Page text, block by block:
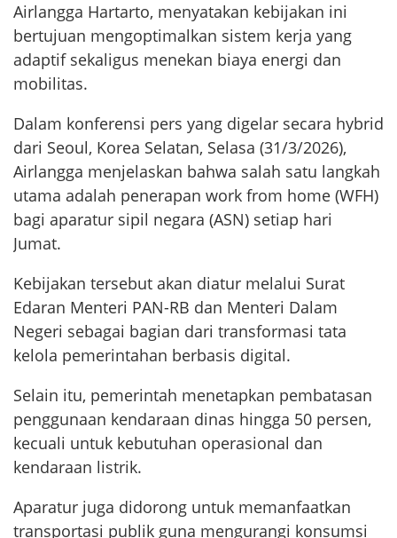
Airlangga Hartarto, menyatakan kebijakan ini
bertujuan mengoptimalkan sistem kerja yang
adaptif sekaligus menekan biaya energi dan
mobilitas.
Dalam konferensi pers yang digelar secara hybrid
dari Seoul, Korea Selatan, Selasa (31/3/2026),
Airlangga menjelaskan bahwa salah satu langkah
utama adalah penerapan work from home (WFH)
bagi aparatur sipil negara (ASN) setiap hari
Jumat.
Kebijakan tersebut akan diatur melalui Surat
Edaran Menteri PAN-RB dan Menteri Dalam
Negeri sebagai bagian dari transformasi tata
kelola pemerintahan berbasis digital.
Selain itu, pemerintah menetapkan pembatasan
penggunaan kendaraan dinas hingga 50 persen,
kecuali untuk kebutuhan operasional dan
kendaraan listrik.
Aparatur juga didorong untuk memanfaatkan
transportasi publik guna mengurangi konsumsi